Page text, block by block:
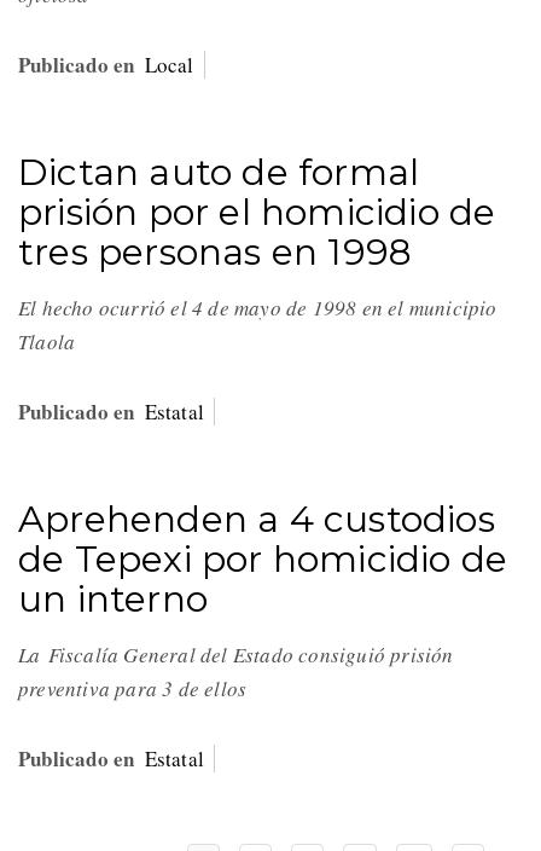
Publicado en Local
Dictan auto de formal
prisión por el homicidio de
tres personas en 1998
El hecho ocurrió el 4 de mayo de 1998 en el municipio
Tlaola
Publicado en Estatal
Aprehenden a 4 custodios
de Tepexi por homicidio de
un interno
La Fiscalía General del Estado consiguió prisión
preventiva para 3 de ellos
Publicado en Estatal